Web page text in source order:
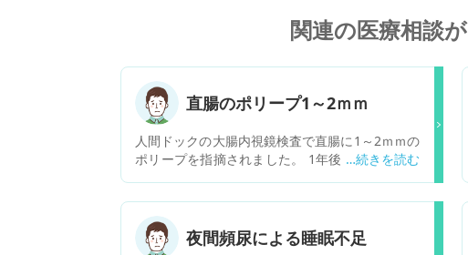
関連の医療相談が
直腸のポリープ1～2ｍｍ
人間ドックの大腸内視鏡検査で直腸に1～2ｍｍの
ポリープを指摘されました。 1年後の再検査で様
が、クリニックによっては切除してもらえるので
しょうか？ また食生活や生活習慣で気を付けるこ
とはありますか？
夜間頻尿による睡眠不足